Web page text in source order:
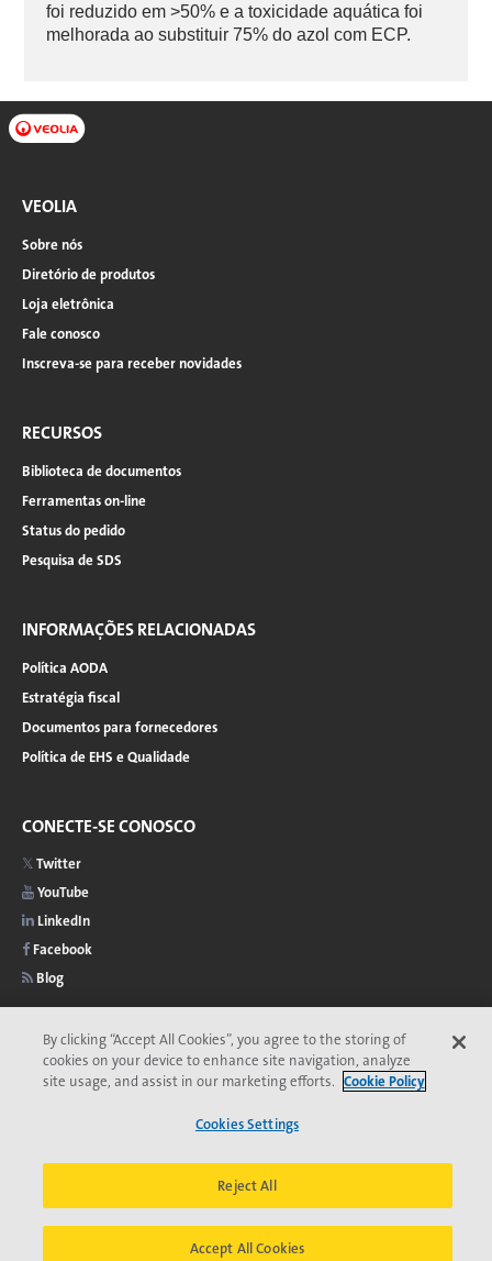
foi reduzido em >50% e a toxicidade aquática foi
melhorada ao substituir 75% do azol com ECP.
VEOLIA
Sobre nós
Diretório de produtos
Loja eletrônica
Fale conosco
Inscreva-se para receber novidades
RECURSOS
Biblioteca de documentos
Ferramentas on-line
Status do pedido
Pesquisa de SDS
INFORMAÇÕES RELACIONADAS
Política AODA
Estratégia fiscal
Documentos para fornecedores
Política de EHS e Qualidade
CONECTE-SE CONOSCO
Twitter
YouTube
LinkedIn
Facebook
Blog
2026 © Copyright Veolia Privacidade
Acessibilidade
Comitê de Ética da Veolia
Termos e Condições
*Marca registrada da Veolia. Pode estar registrada em um ou mais países.
By clicking “Accept All Cookies”, you agree to the storing of
cookies on your device to enhance site navigation, analyze
site usage, and assist in our marketing efforts. Cookie Policy
Cookies Settings
Reject All
Accept All Cookies